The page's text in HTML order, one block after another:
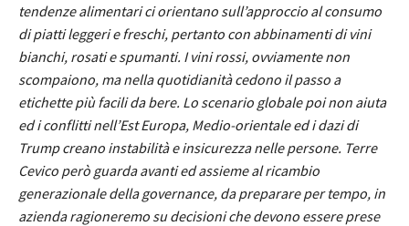
tendenze alimentari ci orientano sull’approccio al consumo
di piatti leggeri e freschi, pertanto con abbinamenti di vini
bianchi, rosati e spumanti. I vini rossi, ovviamente non
scompaiono, ma nella quotidianità cedono il passo a
etichette più facili da bere. Lo scenario globale poi non aiuta
ed i conflitti nell’Est Europa, Medio-orientale ed i dazi di
Trump creano instabilità e insicurezza nelle persone. Terre
Cevico però guarda avanti ed assieme al ricambio
generazionale della governance, da preparare per tempo, in
azienda ragioneremo su decisioni che devono essere prese